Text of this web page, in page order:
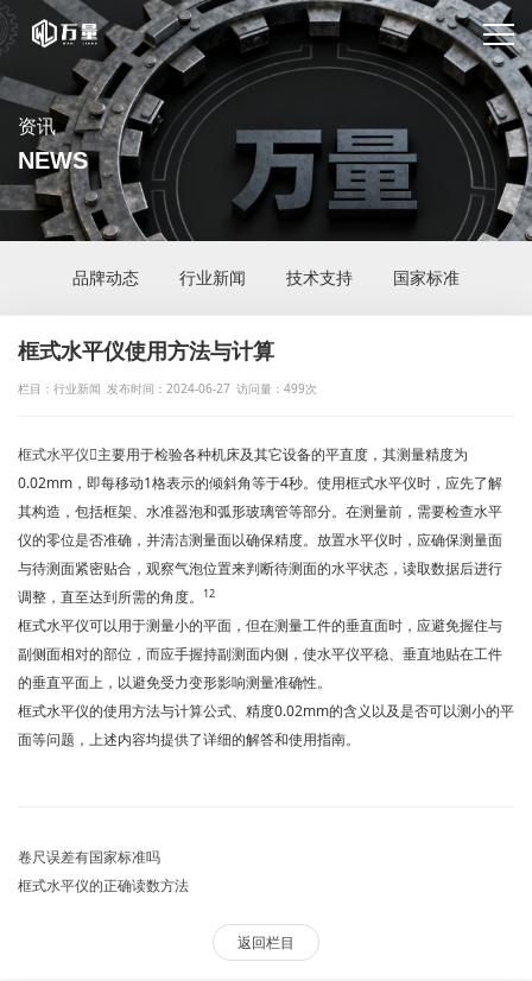
资讯
NEWS
品牌动态 行业新闻 技术支持 国家标准
框式水平仪使用方法与计算
栏目：行业新闻 发布时间：2024-06-27 访问量：499次
框式水平仪主要用于检验各种机床及其它设备的平直度，其测量精度为
0.02mm，即每移动1格表示的倾斜角等于4秒。使用框式水平仪时，应先了解
其构造，包括框架、水准器泡和弧形玻璃管等部分。在测量前，需要检查水平
仪的零位是否准确，并清洁测量面以确保精度。放置水平仪时，应确保测量面
与待测面紧密贴合，观察气泡位置来判断待测面的水平状态，读取数据后进行
调整，直至达到所需的角度。
12
框式水平仪可以用于测量小的平面，但在测量工件的垂直面时，应避免握住与
副侧面相对的部位，而应手握持副测面内侧，使水平仪平稳、垂直地贴在工件
的垂直平面上，以避免受力变形影响测量准确性。
框式水平仪的使用方法与计算公式、精度0.02mm的含义以及是否可以测小的平
面等问题，上述内容均提供了详细的解答和使用指南。
卷尺误差有国家标准吗
框式水平仪的正确读数方法
返回栏目